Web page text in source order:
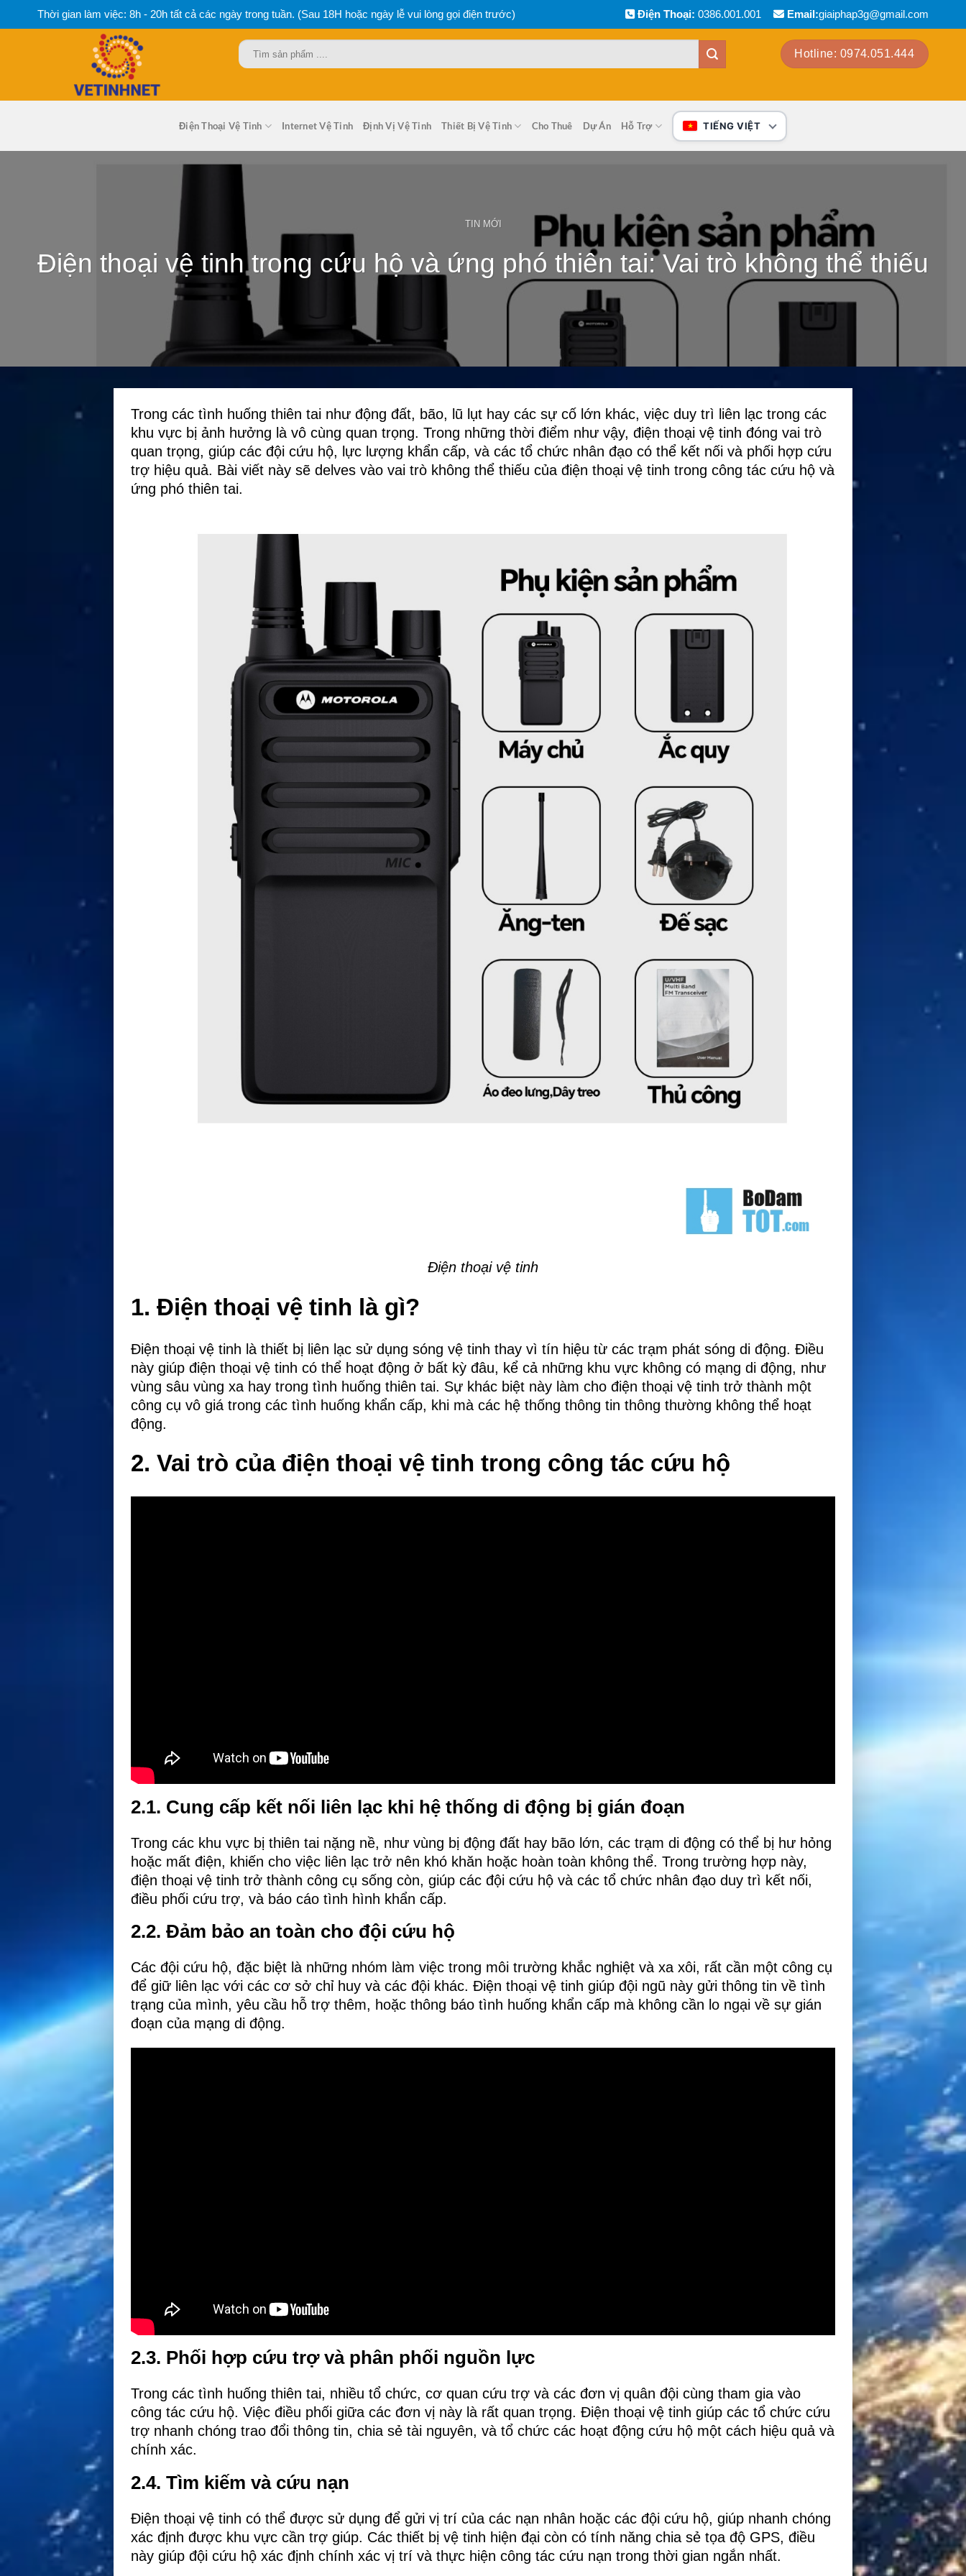
Thời gian làm việc: 8h - 20h tất cả các ngày trong tuần. (Sau 18H hoặc ngày lễ vui lòng gọi điện trước) Điện Thoại: 0386.001.001 Email:giaiphap3g@gmail.com
Tìm
kiếm:
Hotline: 0974.051.444
Điện Thoại Vệ Tinh Internet Vệ Tinh Định Vị Vệ Tinh Thiết Bị Vệ Tinh Cho Thuê Dự Án Hỗ Trợ TIẾNG VIỆT
TIN MỚI
Điện thoại vệ tinh trong cứu hộ và ứng phó thiên tai: Vai trò không thể thiếu
Trong các tình huống thiên tai như động đất, bão, lũ lụt hay các sự cố lớn khác, việc duy trì liên lạc trong các
khu vực bị ảnh hưởng là vô cùng quan trọng. Trong những thời điểm như vậy, điện thoại vệ tinh đóng vai trò
quan trọng, giúp các đội cứu hộ, lực lượng khẩn cấp, và các tổ chức nhân đạo có thể kết nối và phối hợp cứu
trợ hiệu quả. Bài viết này sẽ delves vào vai trò không thể thiếu của điện thoại vệ tinh trong công tác cứu hộ và
ứng phó thiên tai.
Điện thoại vệ tinh
1. Điện thoại vệ tinh là gì?
Điện thoại vệ tinh là thiết bị liên lạc sử dụng sóng vệ tinh thay vì tín hiệu từ các trạm phát sóng di động. Điều
này giúp điện thoại vệ tinh có thể hoạt động ở bất kỳ đâu, kể cả những khu vực không có mạng di động, như
vùng sâu vùng xa hay trong tình huống thiên tai. Sự khác biệt này làm cho điện thoại vệ tinh trở thành một
công cụ vô giá trong các tình huống khẩn cấp, khi mà các hệ thống thông tin thông thường không thể hoạt
động.
2. Vai trò của điện thoại vệ tinh trong công tác cứu hộ
2.1. Cung cấp kết nối liên lạc khi hệ thống di động bị gián đoạn
Trong các khu vực bị thiên tai nặng nề, như vùng bị động đất hay bão lớn, các trạm di động có thể bị hư hỏng
hoặc mất điện, khiến cho việc liên lạc trở nên khó khăn hoặc hoàn toàn không thể. Trong trường hợp này,
điện thoại vệ tinh trở thành công cụ sống còn, giúp các đội cứu hộ và các tổ chức nhân đạo duy trì kết nối,
điều phối cứu trợ, và báo cáo tình hình khẩn cấp.
2.2. Đảm bảo an toàn cho đội cứu hộ
Các đội cứu hộ, đặc biệt là những nhóm làm việc trong môi trường khắc nghiệt và xa xôi, rất cần một công cụ
để giữ liên lạc với các cơ sở chỉ huy và các đội khác. Điện thoại vệ tinh giúp đội ngũ này gửi thông tin về tình
trạng của mình, yêu cầu hỗ trợ thêm, hoặc thông báo tình huống khẩn cấp mà không cần lo ngại về sự gián
đoạn của mạng di động.
2.3. Phối hợp cứu trợ và phân phối nguồn lực
Trong các tình huống thiên tai, nhiều tổ chức, cơ quan cứu trợ và các đơn vị quân đội cùng tham gia vào
công tác cứu hộ. Việc điều phối giữa các đơn vị này là rất quan trọng. Điện thoại vệ tinh giúp các tổ chức cứu
trợ nhanh chóng trao đổi thông tin, chia sẻ tài nguyên, và tổ chức các hoạt động cứu hộ một cách hiệu quả và
chính xác.
2.4. Tìm kiếm và cứu nạn
Điện thoại vệ tinh có thể được sử dụng để gửi vị trí của các nạn nhân hoặc các đội cứu hộ, giúp nhanh chóng
xác định được khu vực cần trợ giúp. Các thiết bị vệ tinh hiện đại còn có tính năng chia sẻ tọa độ GPS, điều
này giúp đội cứu hộ xác định chính xác vị trí và thực hiện công tác cứu nạn trong thời gian ngắn nhất.